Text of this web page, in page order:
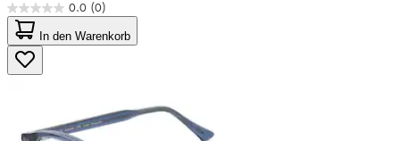
0.0 (0)
0.0
von
5
Sternen.
In den Warenkorb